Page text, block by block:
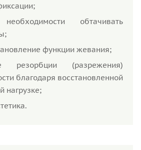
необходимости обтачивать
функции жевания;
резорбции (разрежения)
благодаря восстановленной
нагрузке;